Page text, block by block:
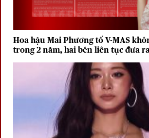
Hoa hậu Mai Phương tố V-MAS
trong 2 năm, hai bên liên tục đưa
trái chiều